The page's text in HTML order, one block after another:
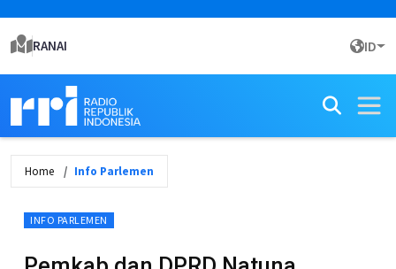
RANAI ID
Home Info Parlemen
INFO PARLEMEN